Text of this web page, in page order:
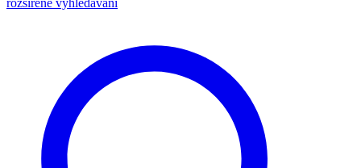
rozšířené vyhledávání